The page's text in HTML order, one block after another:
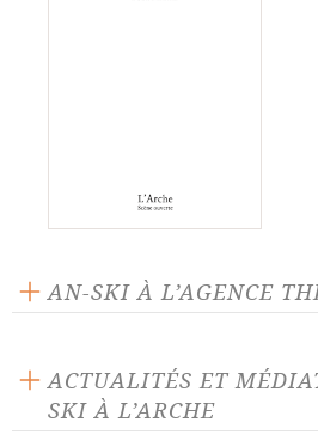
AN-SKI À L’AGENCE
ACTUALITÉS ET
SKI À L’ARCHE